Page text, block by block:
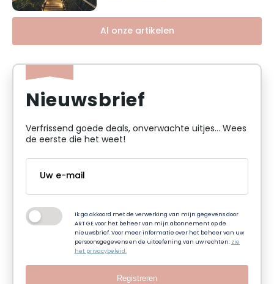
Al onze artikelen
Nieuwsbrief
Verfrissend goede deals, onverwachte uitjes... Wees
de eerste die het weet!
Ik ga akkoord met de verwerking van mijn gegevens door
ART GE voor het beheer van mijn abonnement op de
nieuwsbrief. Voor meer informatie over het beheer van uw
persoonsgegevens en de uitoefening van uw rechten: zie
het privacybeleid.
Registreren